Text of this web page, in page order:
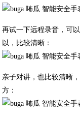
再试一下远程录音，可
以，比较清晰：
亲子对讲，也比较清晰
方：